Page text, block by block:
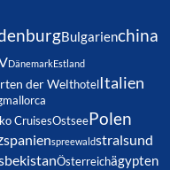
Bulgarienchina
DänemarkEstland
der WelthotelItalien
mallorca
CruisesOstseePolen
spanienspreewaldstralsund
Österreichägypten